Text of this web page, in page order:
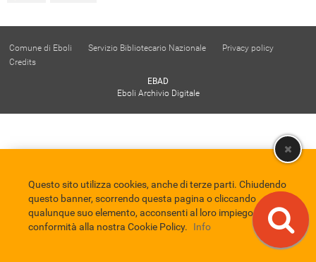
Comune di Eboli Servizio Bibliotecario Nazionale
Privacy policy
Credits
EBAD
Eboli Archivio Digitale
Questo sito utilizza cookies, anche di terze parti. Chiudendo
questo banner, scorrendo questa pagina o cliccando
qualunque suo elemento, acconsenti al loro impiego in
conformità alla nostra Cookie Policy.
Info